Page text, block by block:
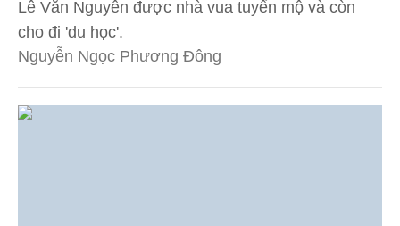
Lê Văn Nguyên được nhà vua tuyển mộ và còn
cho đi 'du học'.
Nguyễn Ngọc Phương Đông